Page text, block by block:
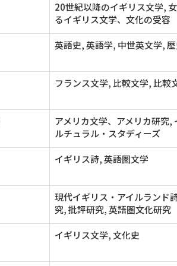
20世紀以降のイギリス文学,
るイギリス文学、文化の受容
英語史, 英語学, 中世英文学,
フランス文学, 比較文学, 比較
アメリカ文学、アメリカ研究,
ルチュラル・スタディーズ
イギリス詩, 英語圏文学
現代イギリス・アイルランド
究, 批評研究, 英語圏文化研究
イギリス文学, 文化史